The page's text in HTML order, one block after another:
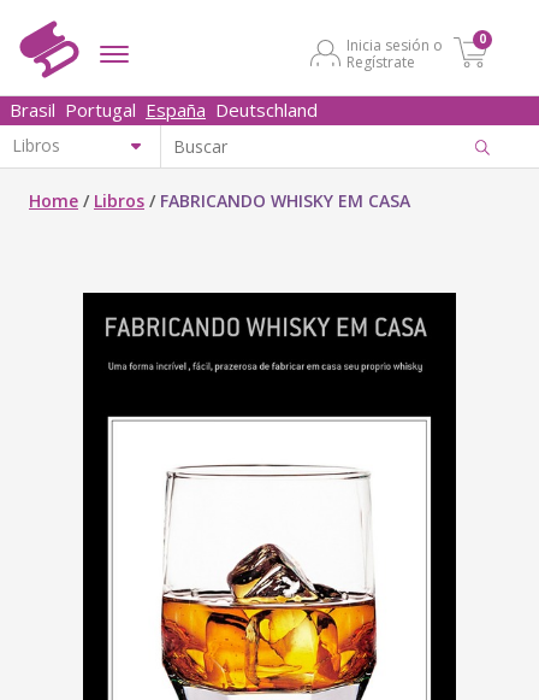
Inicia sesión o
Regístrate
0
Brasil Portugal España Deutschland
Home / Libros / FABRICANDO WHISKY EM CASA